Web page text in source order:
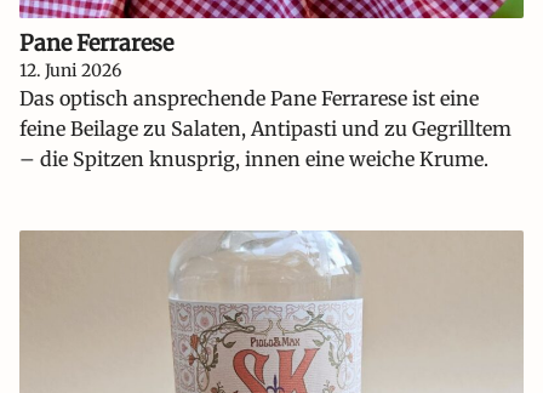
Pane Ferrarese
12. Juni 2026
Das optisch ansprechende Pane Ferrarese ist eine
feine Beilage zu Salaten, Antipasti und zu Gegrilltem
– die Spitzen knusprig, innen eine weiche Krume.